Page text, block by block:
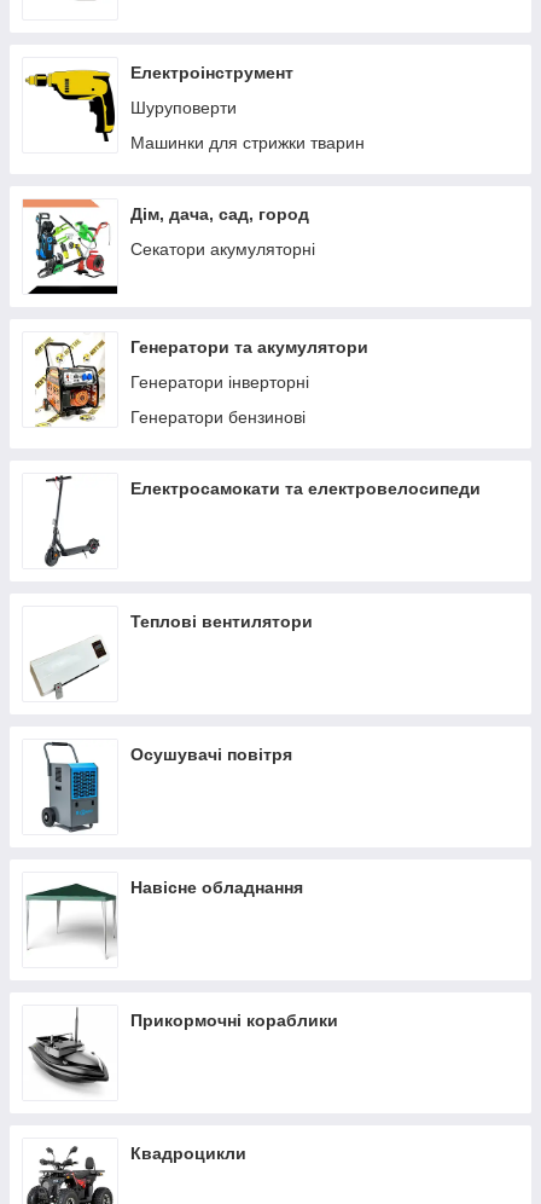
Електроінструмент
Шуруповерти
Машинки для стрижки тварин
Дім, дача, сад, город
Секатори акумуляторні
Генератори та акумулятори
Генератори інверторні
Генератори бензинові
Електросамокати та електровелосипеди
Теплові вентилятори
Осушувачі повітря
Навісне обладнання
Прикормочні кораблики
Квадроцикли